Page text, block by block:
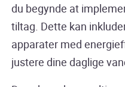
du begynde at
tiltag. Dette kan
apparater med
justere dine daglige